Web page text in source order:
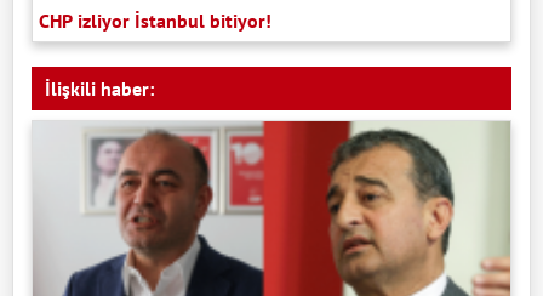
CHP izliyor İstanbul bitiyor!
İlişkili haber: